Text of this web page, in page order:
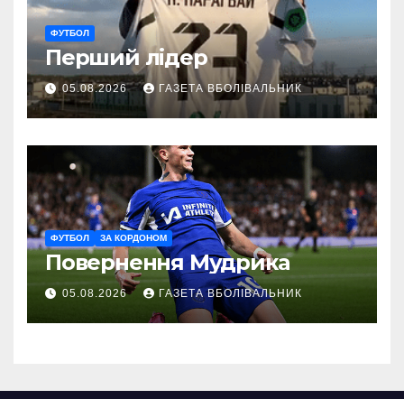
ФУТБОЛ
Перший лідер
05.08.2026 ГАЗЕТА ВБОЛІВАЛЬНИК
ФУТБОЛ ЗА КОРДОНОМ
Повернення Мудрика
05.08.2026 ГАЗЕТА ВБОЛІВАЛЬНИК